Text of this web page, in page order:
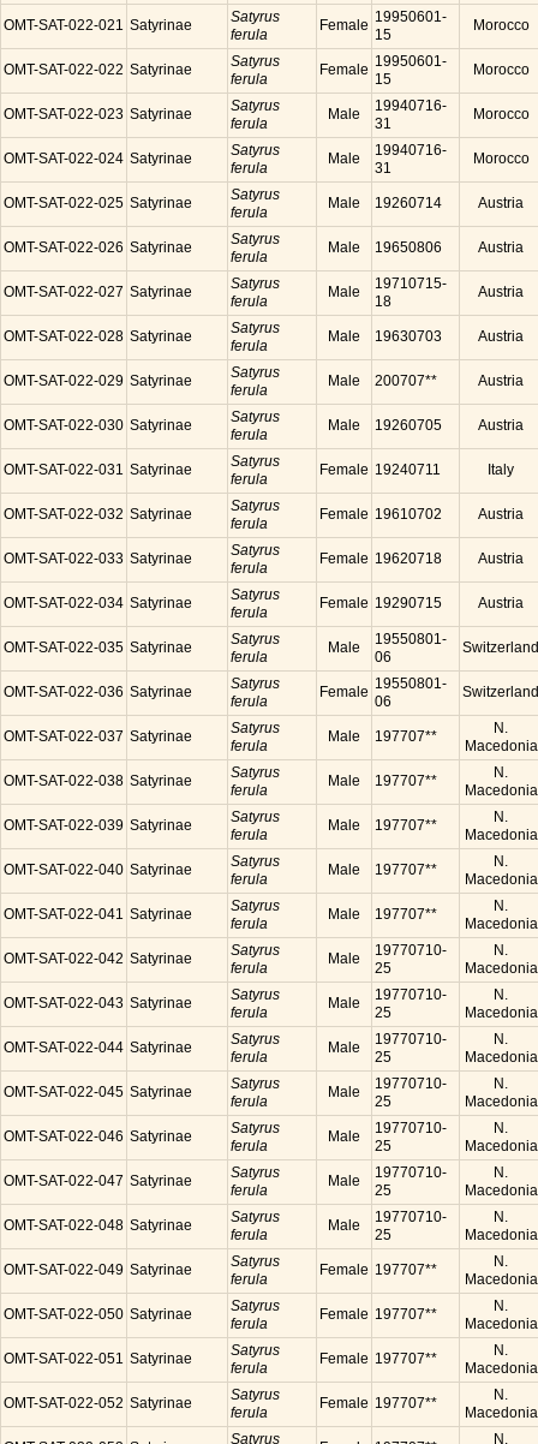
OMT-SAT-022-021 Satyrinae
Satyrus
ferula
Female 19950601-
15
Morocco
OMT-SAT-022-022 Satyrinae
Satyrus
ferula
Female 19950601-
15
Morocco
OMT-SAT-022-023 Satyrinae
Satyrus
ferula
Male
19940716-
31
Morocco
OMT-SAT-022-024 Satyrinae
Satyrus
ferula
Male
19940716-
31
Morocco
OMT-SAT-022-025 Satyrinae
Satyrus
ferula
Male 19260714 Austria
OMT-SAT-022-026 Satyrinae
Satyrus
ferula
Male 19650806 Austria
OMT-SAT-022-027 Satyrinae
Satyrus
ferula
Male
19710715-
18
Austria
OMT-SAT-022-028 Satyrinae
Satyrus
ferula
Male 19630703 Austria
OMT-SAT-022-029 Satyrinae
Satyrus
ferula
Male 200707** Austria
OMT-SAT-022-030 Satyrinae
Satyrus
ferula
Male 19260705 Austria
OMT-SAT-022-031 Satyrinae
Satyrus
ferula
Female 19240711 Italy
OMT-SAT-022-032 Satyrinae
Satyrus
ferula
Female 19610702 Austria
OMT-SAT-022-033 Satyrinae
Satyrus
ferula
Female 19620718 Austria
OMT-SAT-022-034 Satyrinae
Satyrus
ferula
Female 19290715 Austria
OMT-SAT-022-035 Satyrinae
Satyrus
ferula
Male
19550801-
06
Switzerland
OMT-SAT-022-036 Satyrinae
Satyrus
ferula
Female 19550801-
06
Switzerland
OMT-SAT-022-037 Satyrinae
Satyrus
ferula
Male 197707**
N.
Macedonia
OMT-SAT-022-038 Satyrinae
Satyrus
ferula
Male 197707**
N.
Macedonia
OMT-SAT-022-039 Satyrinae
Satyrus
ferula
Male 197707**
N.
Macedonia
OMT-SAT-022-040 Satyrinae
Satyrus
ferula
Male 197707**
N.
Macedonia
OMT-SAT-022-041 Satyrinae
Satyrus
ferula
Male 197707**
N.
Macedonia
OMT-SAT-022-042 Satyrinae
Satyrus
ferula
Male
19770710-
25
N.
Macedonia
OMT-SAT-022-043 Satyrinae
Satyrus
ferula
Male
19770710-
25
N.
Macedonia
OMT-SAT-022-044 Satyrinae
Satyrus
ferula
Male
19770710-
25
N.
Macedonia
OMT-SAT-022-045 Satyrinae
Satyrus
ferula
Male
19770710-
25
N.
Macedonia
OMT-SAT-022-046 Satyrinae
Satyrus
ferula
Male
19770710-
25
N.
Macedonia
OMT-SAT-022-047 Satyrinae
Satyrus
ferula
Male
19770710-
25
N.
Macedonia
OMT-SAT-022-048 Satyrinae
Satyrus
ferula
Male
19770710-
25
N.
Macedonia
OMT-SAT-022-049 Satyrinae
Satyrus
ferula
Female 197707**
N.
Macedonia
OMT-SAT-022-050 Satyrinae
Satyrus
ferula
Female 197707**
N.
Macedonia
OMT-SAT-022-051 Satyrinae
Satyrus
ferula
Female 197707**
N.
Macedonia
OMT-SAT-022-052 Satyrinae
Satyrus
ferula
Female 197707**
N.
Macedonia
Satyrus N.